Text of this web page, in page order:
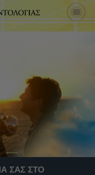
ΣΑΣ ΣΤΟ